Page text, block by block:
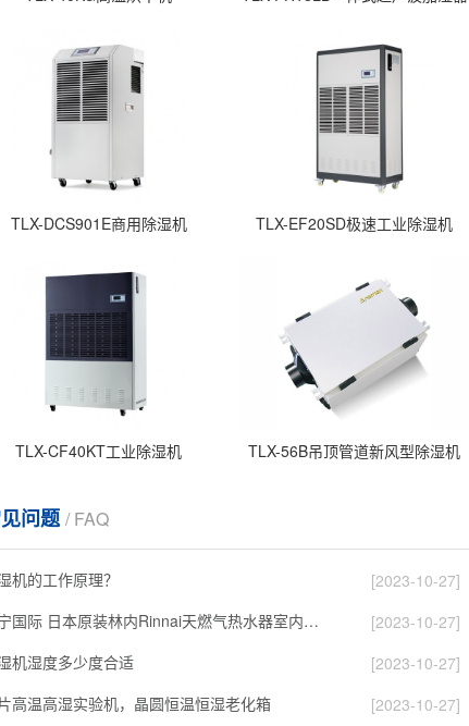
TLX-DCS901E商用除湿机 TLX-EF20SD极速工业除湿机
TLX-CF40KT工业除湿机 TLX-56B吊顶管道新风型除湿机
问题/ FAQ
机的工作原理？ [2023-10-27]
苏宁国际 日本原装林内Rinnai天燃气热水器室内外机20L24升恒温0冷水循环泵RUF-A2005AU(B)
[2023-10-27]
机湿度多少度合适
[2023-10-27]
高温高湿实验机，晶圆恒温恒湿老化箱
[2023-10-27]